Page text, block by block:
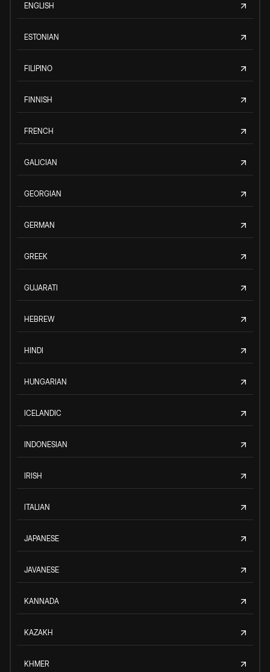
ENGLISH
ESTONIAN
FILIPINO
FINNISH
FRENCH
GALICIAN
GEORGIAN
GERMAN
GREEK
GUJARATI
HEBREW
HINDI
HUNGARIAN
ICELANDIC
INDONESIAN
IRISH
ITALIAN
JAPANESE
JAVANESE
KANNADA
KAZAKH
KHMER